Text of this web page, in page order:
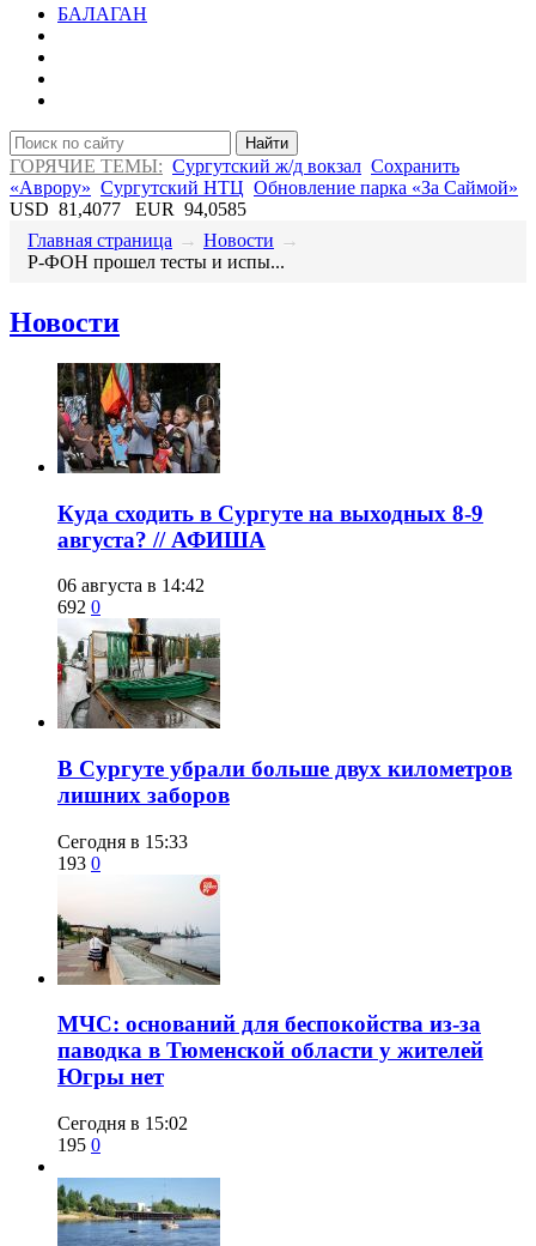
БАЛАГАН
Найти
ГОРЯЧИЕ ТЕМЫ: Сургутский ж/д вокзал Сохранить
«Аврору» Сургутский НТЦ Обновление парка «За Саймой»
USD 81,4077 EUR 94,0585
Главная страница → Новости →
​Р-ФОН прошел тесты и испы...
Новости
​Куда сходить в Сургуте на выходных 8-9
августа? // АФИША
06 августа в 14:42
692 0
​В Сургуте убрали больше двух километров
лишних заборов
Сегодня в 15:33
193 0
​МЧС: оснований для беспокойства из-за
паводка в Тюменской области у жителей
Югры нет
Сегодня в 15:02
195 0